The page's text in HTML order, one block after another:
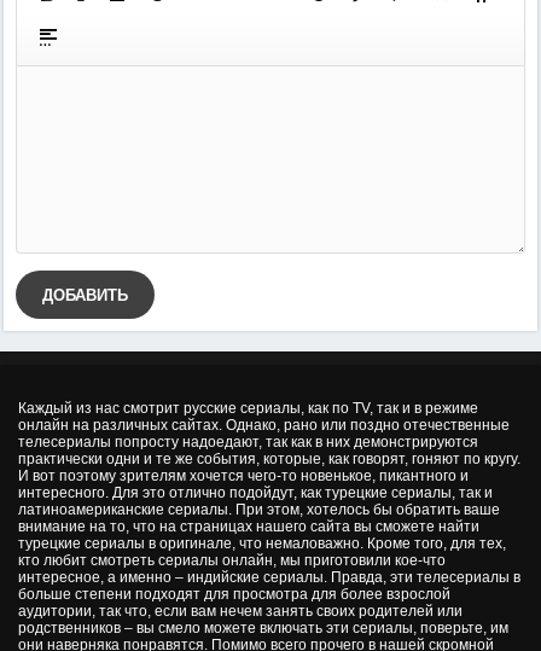
ДОБАВИТЬ
Каждый из нас смотрит русские сериалы, как по TV, так и в режиме
онлайн на различных сайтах. Однако, рано или поздно отечественные
телесериалы попросту надоедают, так как в них демонстрируются
практически одни и те же события, которые, как говорят, гоняют по кругу.
И вот поэтому зрителям хочется чего-то новенькое, пикантного и
интересного. Для это отлично подойдут, как турецкие сериалы, так и
латиноамериканские сериалы. При этом, хотелось бы обратить ваше
внимание на то, что на страницах нашего сайта вы сможете найти
турецкие сериалы в оригинале, что немаловажно. Кроме того, для тех,
кто любит смотреть сериалы онлайн, мы приготовили кое-что
интересное, а именно – индийские сериалы. Правда, эти телесериалы в
больше степени подходят для просмотра для более взрослой
аудитории, так что, если вам нечем занять своих родителей или
родственников – вы смело можете включать эти сериалы, поверьте, им
они наверняка понравятся. Помимо всего прочего в нашей скромной